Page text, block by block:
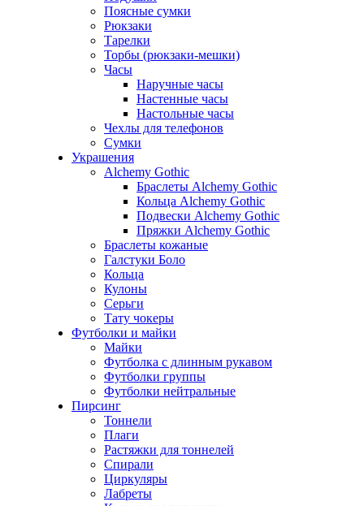
Поясные сумки
Рюкзаки
Тарелки
Торбы (рюкзаки-мешки)
Часы
Наручные часы
Настенные часы
Настольные часы
Чехлы для телефонов
Сумки
Украшения
Alchemy Gothic
Браслеты Alchemy Gothic
Кольца Alchemy Gothic
Подвески Alchemy Gothic
Пряжки Alchemy Gothic
Браслеты кожаные
Галстуки Боло
Кольца
Кулоны
Серьги
Тату чокеры
Футболки и майки
Майки
Футболка с длинным рукавом
Футболки группы
Футболки нейтральные
Пирсинг
Тоннели
Плаги
Растяжки для тоннелей
Спирали
Циркуляры
Лабреты